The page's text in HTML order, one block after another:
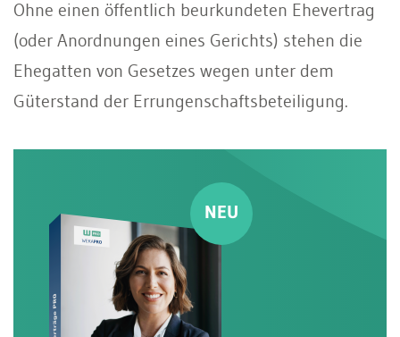
Ohne einen öffentlich beurkundeten Ehevertrag
(oder Anordnungen eines Gerichts) stehen die
Ehegatten von Gesetzes wegen unter dem
Güterstand der Errungenschaftsbeteiligung.